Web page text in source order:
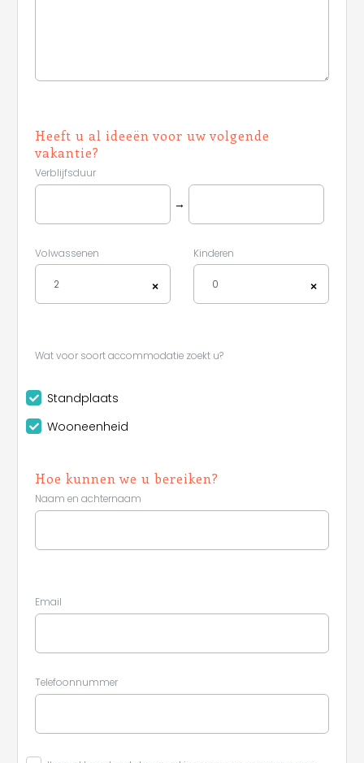
Heeft u al ideeën voor uw volgende
vakantie?
Verblijfsduur
→
Volwassenen
×
2
Kinderen
×
0
Wat voor soort accommodatie zoekt u?
Standplaats
Wooneenheid
Hoe kunnen we u bereiken?
Naam en achternaam
Email
Telefoonnummer